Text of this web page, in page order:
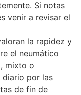
Si notas
venir a revisar el
la rapidez y
el neumático
mixto o
diario por las
de fin de